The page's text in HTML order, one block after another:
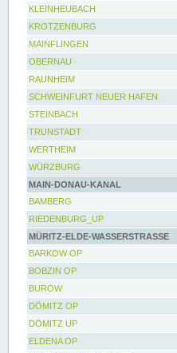
KLEINHEUBACH
KROTZENBURG
MAINFLINGEN
OBERNAU
RAUNHEIM
SCHWEINFURT NEUER HAFEN
STEINBACH
TRUNSTADT
WERTHEIM
WÜRZBURG
MAIN-DONAU-KANAL
BAMBERG
RIEDENBURG_UP
MÜRITZ-ELDE-WASSERSTRASSE
BARKOW OP
BOBZIN OP
BUROW
DÖMITZ OP
DÖMITZ UP
ELDENA OP